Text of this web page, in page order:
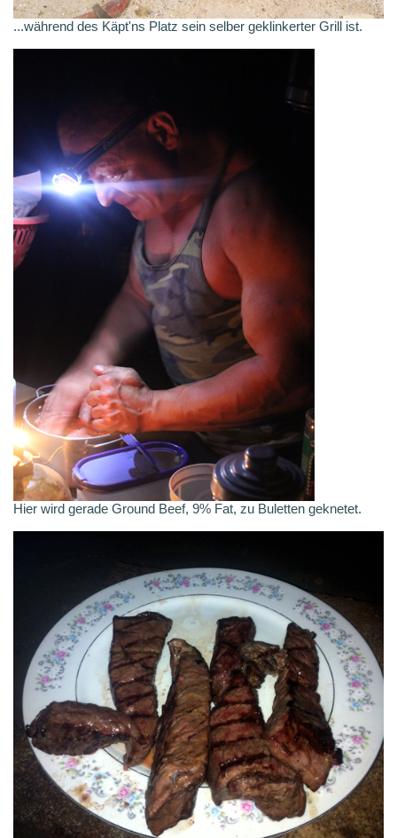
...während des Käpt'ns Platz sein selber geklinkerter Grill ist.
Hier wird gerade Ground Beef, 9% Fat, zu Buletten geknetet.